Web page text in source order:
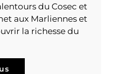
du Cosec et
aux Marliennes et
la richesse du